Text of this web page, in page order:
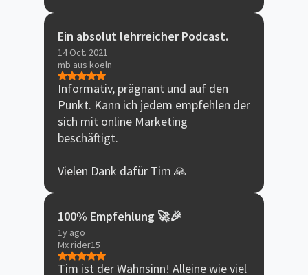
Ein absolut lehrreicher Podcast.
14 Oct. 2021
mb aus koeln
Informativ, prägnant und auf den
Punkt. Kann ich jedem empfehlen der
sich mit online Marketing
beschäftigt.
Vielen Dank dafür Tim 🙏
100% Empfehlung 🚀🎉
1y ago
Mx rider15
Tim ist der Wahnsinn! Alleine wie viel